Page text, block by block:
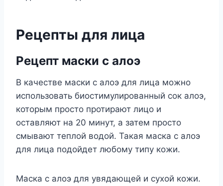
Рецепты для лица
Рецепт маски с алоэ
В качестве маски с алоэ для лица можно
использовать биостимулированный сок алоэ,
которым просто протирают лицо и
оставляют на 20 минут, а затем просто
смывают теплой водой. Такая маска с алоэ
для лица подойдет любому типу кожи.
Маска с алоэ для увядающей и сухой кожи.